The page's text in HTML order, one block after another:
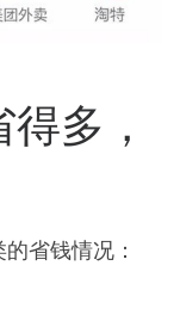
多，
省钱情况：